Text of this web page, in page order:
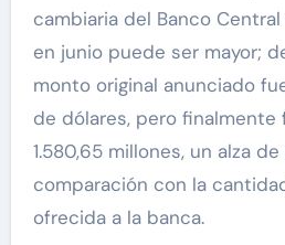
cambiaria del Banco
en junio puede ser mayor;
monto original anunciado
de dólares, pero finalmente
1.580,65 millones, un alza
comparación con la
ofrecida a la banca.